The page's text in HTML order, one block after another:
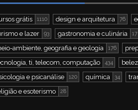
grátis 1110 design e arquitetura 76
e lazer 93 gastronomia e culinária 17
ambiente, geografia e geologia 176
ti, telecom, computação 434
e psicanálise 120 química 34
e esoterismo 28